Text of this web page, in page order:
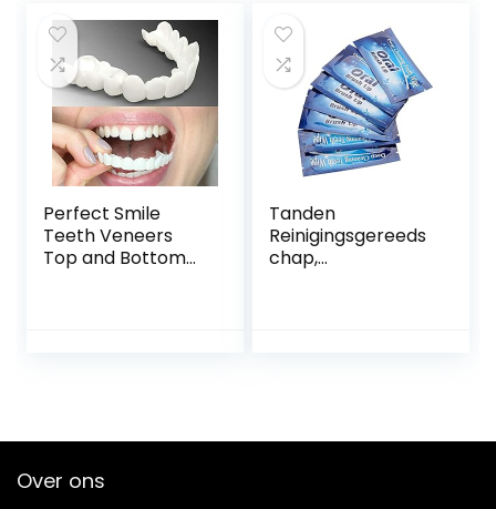
Actieve
Vlekverwijdering –
Tandversterking –
10x Trays
Perfect Smile
Teeth Veneers
Top and Bottom
Tanden
Reinigingsgereeds
chap,
Doekjes
Over ons